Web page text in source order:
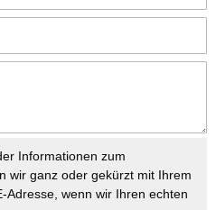
Informationen zum
wir ganz oder gekürzt mit Ihrem
Adresse, wenn wir Ihren echten